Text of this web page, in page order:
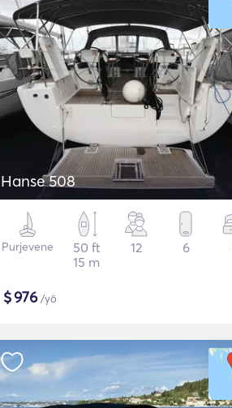
Hanse 508
Purjevene
50 ft
15 m
12 6
$976/yö